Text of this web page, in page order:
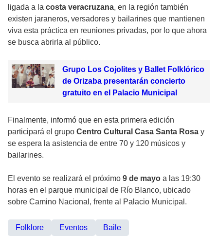
ligada a la costa veracruzana, en la región también
existen jaraneros, versadores y bailarines que mantienen
viva esta práctica en reuniones privadas, por lo que ahora
se busca abrirla al público.
Grupo Los Cojolites y Ballet Folklórico
de Orizaba presentarán concierto
gratuito en el Palacio Municipal
Finalmente, informó que en esta primera edición
participará el grupo Centro Cultural Casa Santa Rosa y
se espera la asistencia de entre 70 y 120 músicos y
bailarines.
El evento se realizará el próximo 9 de mayo a las 19:30
horas en el parque municipal de Río Blanco, ubicado
sobre Camino Nacional, frente al Palacio Municipal.
Folklore Eventos Baile